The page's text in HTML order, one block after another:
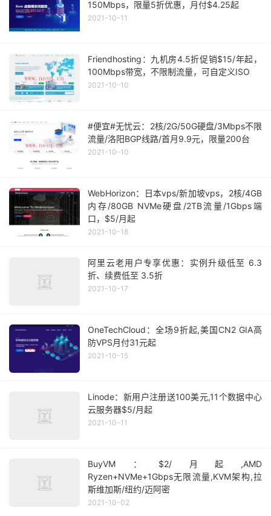
150Mbps，限量5折优惠，月付$4.25起
2021-10-11
Friendhosting：九机房4.5折促销$15/年起，
100Mbps带宽，不限制流量，可自定义ISO
2021-10-10
#便宜#无忧云：2核/2G/50G硬盘/3Mbps不限
流量/洛阳BGP线路/首月9.9元，限量200台
2021-10-10
WebHorizon：日本vps/新加坡vps，2核/4GB
内存/80GB NVMe硬盘/2TB流量/1Gbps端
口，$5/月起
2021-10-18
阿里云老用户专享优惠：实例升级低至 6.3
折、续费低至 3.5折
2021-10-17
OneTechCloud：全场9折起,美国CN2 GIA高
防VPS月付31元起
2021-10-15
Linode：新用户注册送100美元,11个数据中心
云服务器$5/月起
2021-10-11
BuyVM：$2/月起,AMD
Ryzen+NVMe+1Gbps无限流量,KVM架构,拉
斯维加斯/纽约/迈阿密
2021-10-02